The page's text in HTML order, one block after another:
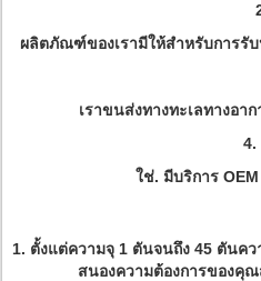
ผลิตภัณฑ์ของเรามีให้สำหรับการรั
เราขนส่งทางทะเลทางอา
4.
ใช่. มีบริการ
1. ตั้งแต่ความจุ 1 ตันจนถึง 45 ตันค
สนองความต้องการของคุ